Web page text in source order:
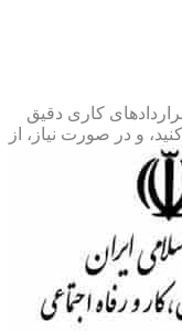
کاری دقیق
و در صورت نیاز، از